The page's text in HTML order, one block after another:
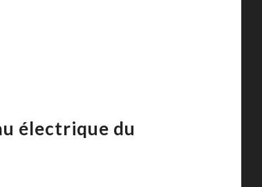
électrique du